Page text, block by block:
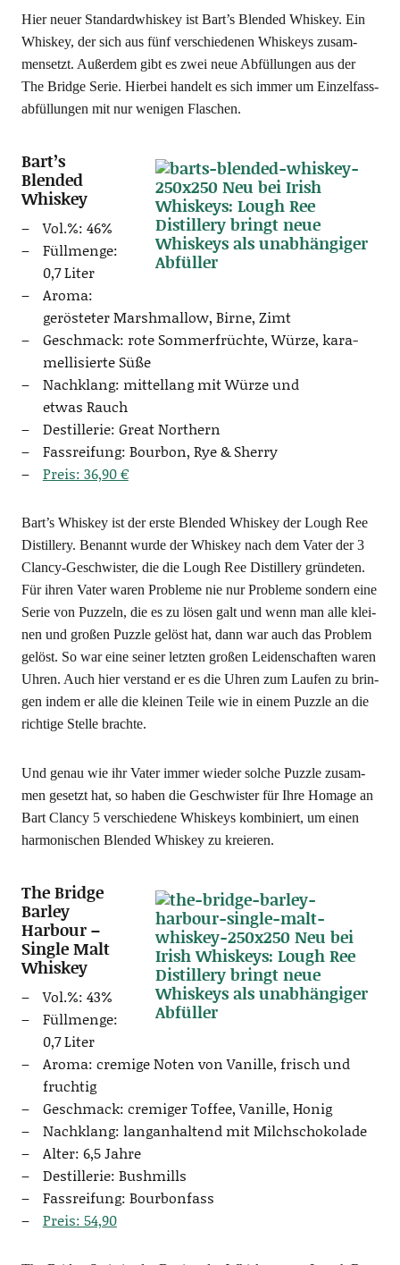
Hier neu­er Stan­dard­whis­key ist Bart’s Blen­ded Whis­key. Ein
Whis­key, der sich aus fünf ver­schie­de­nen Whis­keys zusam­
men­setzt. Außer­dem gibt es zwei neue Abfül­lun­gen aus der
The Bridge Serie. Hier­bei han­delt es sich immer um Ein­zel­fass­
ab­fül­lun­gen mit nur weni­gen Flaschen.
Bart’s
Blended
Whiskey
Vol.%: 46%
Füll­men­ge:
0,7 Liter
Aro­ma:
gerös­te­ter Marsh­mal­low, Bir­ne, Zimt
Geschmack: rote Som­mer­früch­te, Wür­ze, kara­
mel­li­sier­te Süße
Nach­klang: mit­tel­lang mit Wür­ze und
etwas Rauch
Destil­le­rie: Gre­at Northern
Fass­rei­fung: Bour­bon, Rye & Sherry
Preis: 36,90 €
Bart’s Whis­key ist der ers­te Blen­ded Whis­key der Lough Ree
Distil­lery. Benannt wur­de der Whis­key nach dem Vater der 3
Clan­cy-Geschwis­ter, die die Lough Ree Distil­lery grün­de­ten.
Für ihren Vater waren Pro­ble­me nie nur Pro­ble­me son­dern eine
Serie von Puz­zeln, die es zu lösen galt und wenn man alle klei­
nen und gro­ßen Puz­zle gelöst hat, dann war auch das Pro­blem
gelöst. So war eine sei­ner letz­ten gro­ßen Lei­den­schaf­ten waren
Uhren. Auch hier ver­stand er es die Uhren zum Lau­fen zu brin­
gen indem er alle die klei­nen Tei­le wie in einem Puz­zle an die
rich­ti­ge Stel­le brachte.
Und genau wie ihr Vater immer wie­der sol­che Puz­zle zusam­
men gesetzt hat, so haben die Geschwis­ter für Ihre Homage an
Bart Clan­cy 5 ver­schie­de­ne Whis­keys kom­bi­niert, um einen
har­mo­ni­schen Blen­ded Whis­key zu kreieren.
The Bridge
Barley
Harbour –
Single Malt
Whiskey
Vol.%: 43%
Füll­men­ge:
0,7 Liter
Aro­ma: cre­mi­ge Noten von Vanil­le, frisch und
fruchtig
Geschmack: cre­mi­ger Tof­fee, Vanil­le, Honig
Nach­klang: lang­an­hal­tend mit Milchschokolade
Alter: 6,5 Jahre
Destil­le­rie: Bushmills
Fass­rei­fung: Bourbonfass
Preis: 54,90